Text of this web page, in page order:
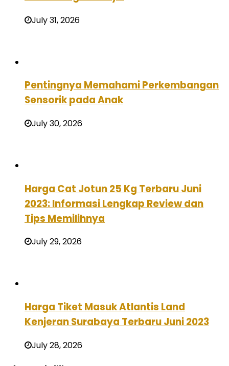
July 31, 2026
Pentingnya Memahami Perkembangan
Sensorik pada Anak
July 30, 2026
Harga Cat Jotun 25 Kg Terbaru Juni
2023: Informasi Lengkap Review dan
Tips Memilihnya
July 29, 2026
Harga Tiket Masuk Atlantis Land
Kenjeran Surabaya Terbaru Juni 2023
July 28, 2026